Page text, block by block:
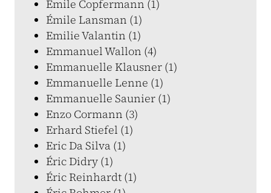
Émile Copfermann (1)
Émile Lansman (1)
Emilie Valantin (1)
Emmanuel Wallon (4)
Emmanuelle Klausner (1)
Emmanuelle Lenne (1)
Emmanuelle Saunier (1)
Enzo Cormann (3)
Erhard Stiefel (1)
Eric Da Silva (1)
Éric Didry (1)
Éric Reinhardt (1)